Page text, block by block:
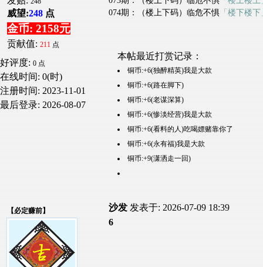
威望:248 点
金币: 2158元
贡献值: 211 点
好评度: 0 点
在线时间: 0(时)
注册时间: 2023-11-01
最后登录: 2026-08-07
074期：（楼上下码）临危不惧 「楼下楼下
本帖最近打赏记录：
铜币:+6(独醉精英)我是大款
铜币:+6(路在脚下)
铜币:+6(老谋深算)
铜币:+6(惨淡经营)我是大款
铜币:+6(看料的人)吃喝嫖赌靠你了
铜币:+6(永有福)我是大款
铜币:+9(潇洒走一回)
【必定赚前】 沙发 发表于: 2026-07-09 18:39
6